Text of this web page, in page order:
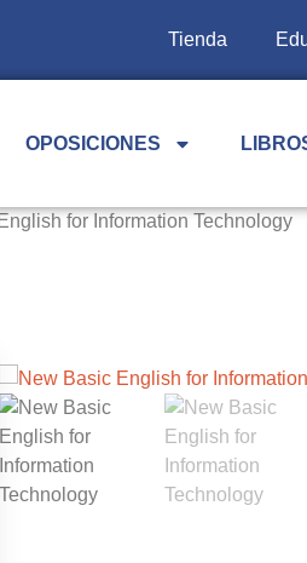
Tienda
OPOSICIONES
for Information Technology